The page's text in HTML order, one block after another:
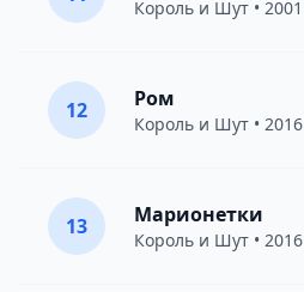
Король и Шут • 2001
12 Ром
Король и Шут • 2016
13 Марионетки
Король и Шут • 2016